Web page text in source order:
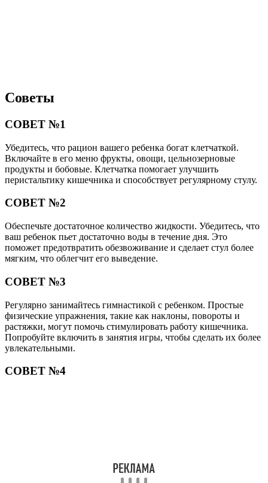
Советы
СОВЕТ №1
Убедитесь, что рацион вашего ребенка богат клетчаткой.
Включайте в его меню фрукты, овощи, цельнозерновые
продукты и бобовые. Клетчатка помогает улучшить
перистальтику кишечника и способствует регулярному стулу.
СОВЕТ №2
Обеспечьте достаточное количество жидкости. Убедитесь, что
ваш ребенок пьет достаточно воды в течение дня. Это
поможет предотвратить обезвоживание и сделает стул более
мягким, что облегчит его выведение.
СОВЕТ №3
Регулярно занимайтесь гимнастикой с ребенком. Простые
физические упражнения, такие как наклоны, повороты и
растяжки, могут помочь стимулировать работу кишечника.
Попробуйте включить в занятия игры, чтобы сделать их более
увлекательными.
СОВЕТ №4